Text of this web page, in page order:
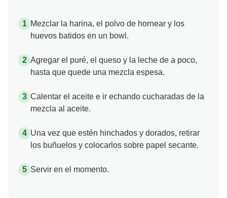
Mezclar la harina, el polvo de hornear y los
huevos batidos en un bowl.
Agregar el puré, el queso y la leche de a poco,
hasta que quede una mezcla espesa.
Calentar el aceite e ir echando cucharadas de la
mezcla al aceite.
Una vez que estén hinchados y dorados, retirar
los buñuelos y colocarlos sobre papel secante.
Servir en el momento.